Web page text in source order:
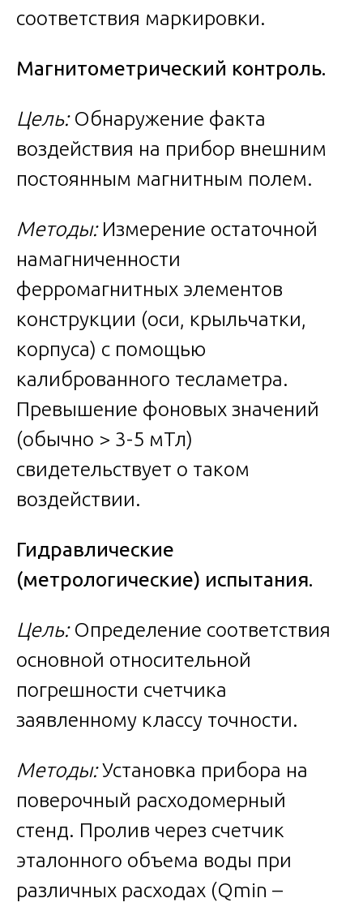
соответствия маркировки.
Магнитометрический контроль.
Цель:Обнаружение факта
воздействия на прибор внешним
постоянным магнитным полем.
Методы:Измерение остаточной
намагниченности
ферромагнитных элементов
конструкции (оси, крыльчатки,
корпуса) с помощью
калиброванного тесламетра.
Превышение фоновых значений
(обычно > 3-5 мТл)
свидетельствует о таком
воздействии.
Гидравлические
(метрологические) испытания.
Цель:Определение соответствия
основной относительной
погрешности счетчика
заявленному классу точности.
Методы:Установка прибора на
поверочный расходомерный
стенд. Пролив через счетчик
эталонного объема воды при
различных расходах (Qmin –